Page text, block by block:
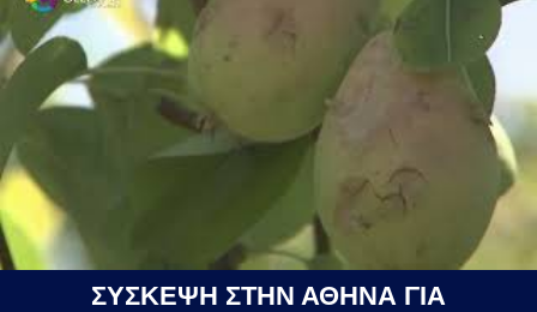
ΣΥΣΚΕΨΗ ΣΤΗΝ ΑΘΗΝΑ ΓΙΑ